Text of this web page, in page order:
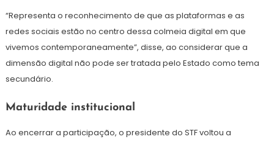
“Representa o reconhecimento de que as plataformas e as
redes sociais estão no centro dessa colmeia digital em que
vivemos contemporaneamente”, disse, ao considerar que a
dimensão digital não pode ser tratada pelo Estado como tema
secundário.
Maturidade institucional
Ao encerrar a participação, o presidente do STF voltou a